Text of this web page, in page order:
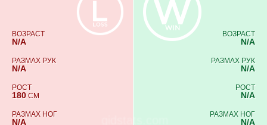
ВОЗРАСТ
N/A
РАЗМАХ РУК
N/A
РОСТ
180 СМ
РАЗМАХ НОГ
N/A
ВОЗРАСТ
N/A
РАЗМАХ РУК
N/A
РОСТ
N/A
РАЗМАХ НОГ
N/A